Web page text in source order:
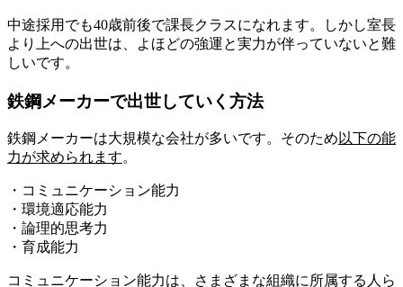
中途採用でも40歳前後で課長クラスになれます。
しかし室長
より上への出世は、よほどの強運と実力が伴っていないと難
しいです。
鉄鋼メーカーで出世していく方法
鉄鋼メーカーは大規模な会社が多いです。そのため以下の能
力が求められます。
・コミュニケーション能力
・環境適応能力
・論理的思考力
・育成能力
コミュニケーション能力は、さまざまな組織に所属する人ら